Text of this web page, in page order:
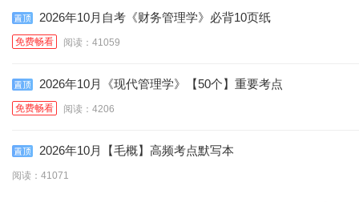
2026年10月自考《财务管理学》必背10页纸
免费畅看 阅读：41059
2026年10月《现代管理学》【50个】重要考点
免费畅看 阅读：4206
2026年10月【毛概】高频考点默写本
阅读：41071